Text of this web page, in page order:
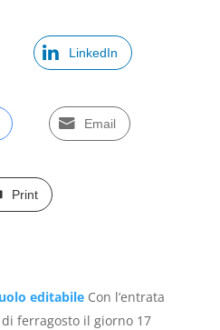
LinkedIn
Email
Print
editabile Con l’entrata
ferragosto il giorno 17